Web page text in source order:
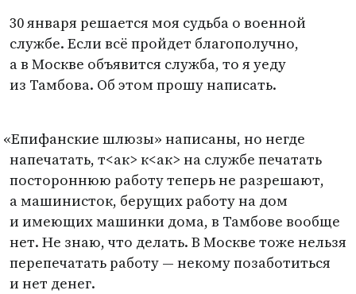
30 января решается моя судьба о военной
службе. Если всё пройдет благополучно,
а в Москве объявится служба, то я уеду
из Тамбова. Об этом прошу написать.
«Епифанские шлюзы» написаны, но негде
напечатать, т<ак> к<ак> на службе печатать
постороннюю работу теперь не разрешают,
а машинисток, берущих работу на дом
и имеющих машинки дома, в Тамбове вообще
нет. Не знаю, что делать. В Москве тоже нельзя
перепечатать работу — некому позаботиться
и нет денег.